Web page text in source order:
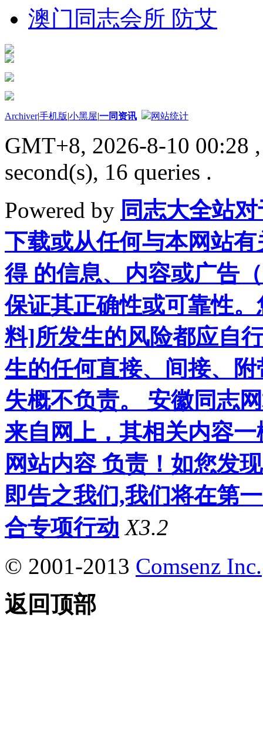
澳门同志会所 防艾
Archiver|手机版|小黑屋|一同资讯 网站统计
GMT+8, 2026-8-10 00:28
second(s), 16 queries .
Powered by 同志大全站
下载或从任何与本网站
得 的信息、内容或广告
保证其正确性或可靠性
料]所发生的风险都应自
生的任何直接、间接、
失概不负责。 安徽同志
来自网上，其相关内容
网站内容 负责！如您发
即告之我们,我们将在第
合专项行动 X3.2
© 2001-2013 Comsenz Inc.
返回顶部